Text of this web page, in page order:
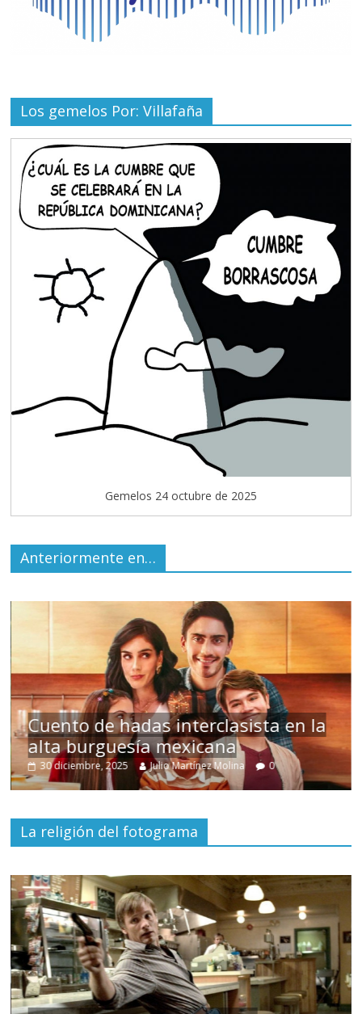
Los gemelos Por: Villafaña
Gemelos 24 octubre de 2025
Anteriormente en…
Cuento de hadas interclasista en la
alta burguesía mexicana
30 diciembre, 2025 Julio Martínez Molina
La religión del fotograma